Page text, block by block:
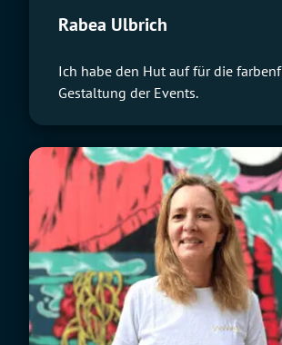
Rabea Ulbrich
Ich habe den Hut auf für die
Gestaltung der Events.